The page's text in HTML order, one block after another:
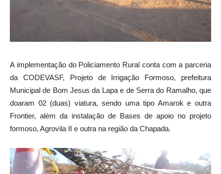
A implementação do Policiamento Rural conta com a parceria
da CODEVASF, Projeto de Irrigação Formoso, prefeitura
Municipal de Bom Jesus da Lapa e de Serra do Ramalho, que
doaram 02 (duas) viatura, sendo uma tipo Amarok e outra
Frontier, além da instalação de Bases de apoio no projeto
formoso, Agrovila II e outra na região da Chapada.